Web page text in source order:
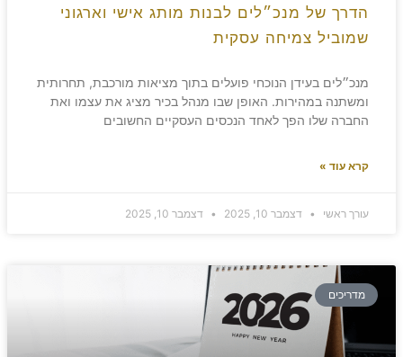
הדרך של מנכ״לים לבנות מותג אישי וארגוני
שמוביל צמיחה עסקית
מנכ״לים בעידן הנוכחי פועלים בתוך מציאות מורכבת, תחרותית
ומשתנה במהירות. האופן שבו מנהל בכיר מציג את עצמו ואת
החברה שלו הפך לאחד הנכסים העסקיים החשובים
קרא עוד »
עורך ראשי דצמבר 10, 2025 דצמבר 10, 2025
מדריכים